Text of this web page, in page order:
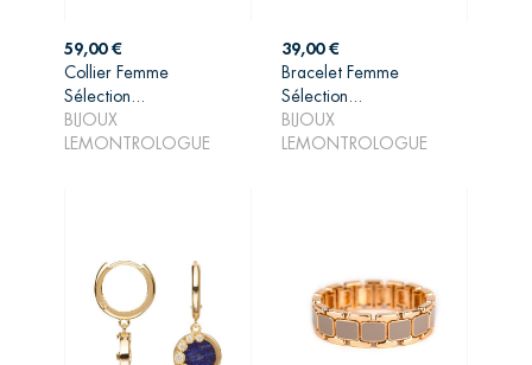
Prix
59,00 €
Collier Femme
Sélection...
BIJOUX
LEMONTROLOGUE
AJOUTER AU
Prix
39,00 €
Bracelet Femme
Sélection...
BIJOUX
LEMONTROLOGUE
AJOUTER AU